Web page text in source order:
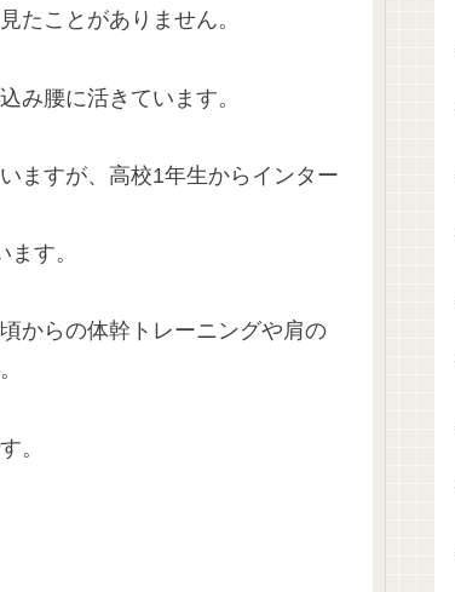
たことがありません。
み腰に活きています。
ますが、高校1年生からインター
す。
からの体幹トレーニングや肩の
。